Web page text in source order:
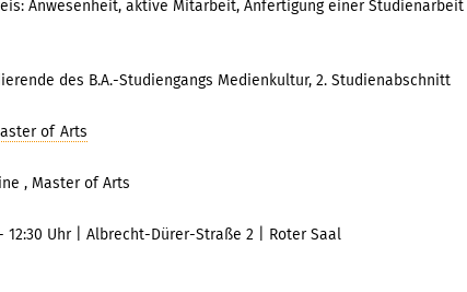
Anwesenheit, aktive Mitarbeit, Anfertigung einer Studienarbeit
des B.A.-Studiengangs Medienkultur, 2. Studienabschnitt
of Arts
, Master of Arts
12:30 Uhr | Albrecht-Dürer-Straße 2 | Roter Saal